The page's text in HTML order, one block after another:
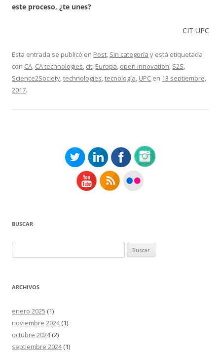
este proceso, ¿te unes?
CIT UPC
Esta entrada se publicó en Post, Sin categoría y está etiquetada
con CA, CA technologies, cit, Europa, open innovation, S2S,
Science2Society,technologies,tecnología, UPC en 13 septiembre,
2017.
BUSCAR
ARCHIVOS
enero 2025 (1)
noviembre 2024(1)
octubre 2024(2)
septiembre 2024(1)